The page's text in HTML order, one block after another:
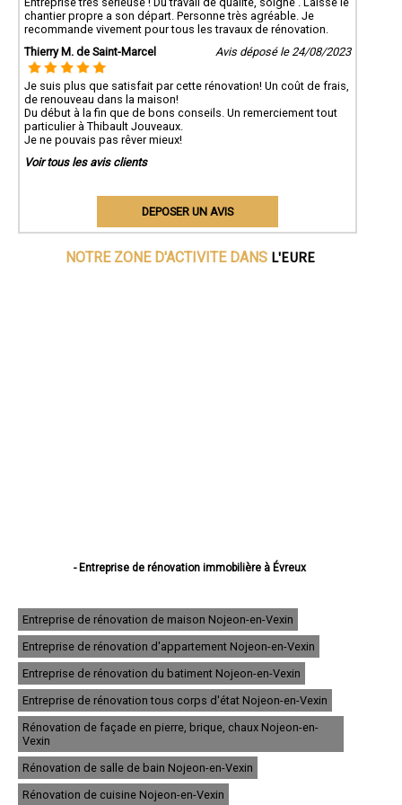
chantier propre a son départ. Personne très agréable. Je
recommande vivement pour tous les travaux de rénovation.
Thierry M. de Saint-Marcel
Avis déposé le 24/08/2023
Je suis plus que satisfait par cette rénovation! Un coût de frais,
de renouveau dans la maison!
Du début à la fin que de bons conseils. Un remerciement tout
particulier à Thibault Jouveaux.
Je ne pouvais pas rêver mieux!
Voir tous les avis clients
DEPOSER UN AVIS
NOTRE ZONE D'ACTIVITE DANS L'EURE
- Entreprise de rénovation immobilière à Évreux
- Entreprise de rénovation immobilière à Val-de-Reuil
- Entreprise de rénovation immobilière à Gisors
- Entreprise de rénovation immobilière à Bernay
- Entreprise de rénovation immobilière à Pont-Audemer
- Entreprise de rénovation immobilière à Andelys
- Entreprise de rénovation immobilière à Gaillon
- Entreprise de rénovation immobilière à Verneuil-sur-Avre
- Entreprise de rénovation immobilière à Saint-Marcel
- Entreprise de rénovation immobilière à Conches-en-Ouche
- Entreprise de rénovation immobilière à Pacy-sur-Eure
- Entreprise de rénovation immobilière à Saint-Sébastien-de-Morsent
- Entreprise de rénovation immobilière à Aubevoye
Entreprise de rénovation de maison Nojeon-en-Vexin
Entreprise de rénovation d'appartement Nojeon-en-Vexin
Entreprise de rénovation du batiment Nojeon-en-Vexin
Entreprise de rénovation tous corps d'état Nojeon-en-Vexin
Rénovation de façade en pierre, brique, chaux Nojeon-en-
Vexin
Rénovation de salle de bain Nojeon-en-Vexin
Rénovation de cuisine Nojeon-en-Vexin